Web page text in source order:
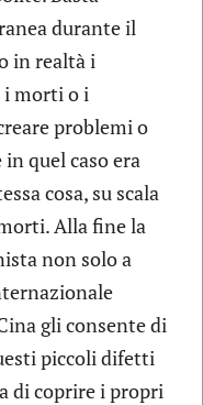
durante il
in realtà i
i morti o i
problemi o
quel caso era
cosa, su scala
Alla fine la
non solo a
gli consente di
piccoli difetti
di coprire i propri